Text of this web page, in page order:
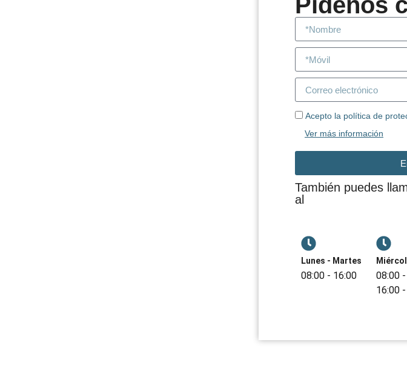
Acepto la política de
Ver más información
También puedes
al
Lunes - Martes
08:00 - 16:00
08:00
16:00